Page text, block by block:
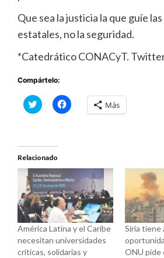
Que sea la justicia la que guíe
estatales, no la seguridad.
*Catedrático CONACyT.
Compártelo:
Haz
clic
(Se
abre
en
una
ventana
nueva)
Haz
clic
una
ventana
Más
Relacionado
América Latina y el Caribe
necesitan universidades
críticas, solidarias y
Siria tiene
ONU pide